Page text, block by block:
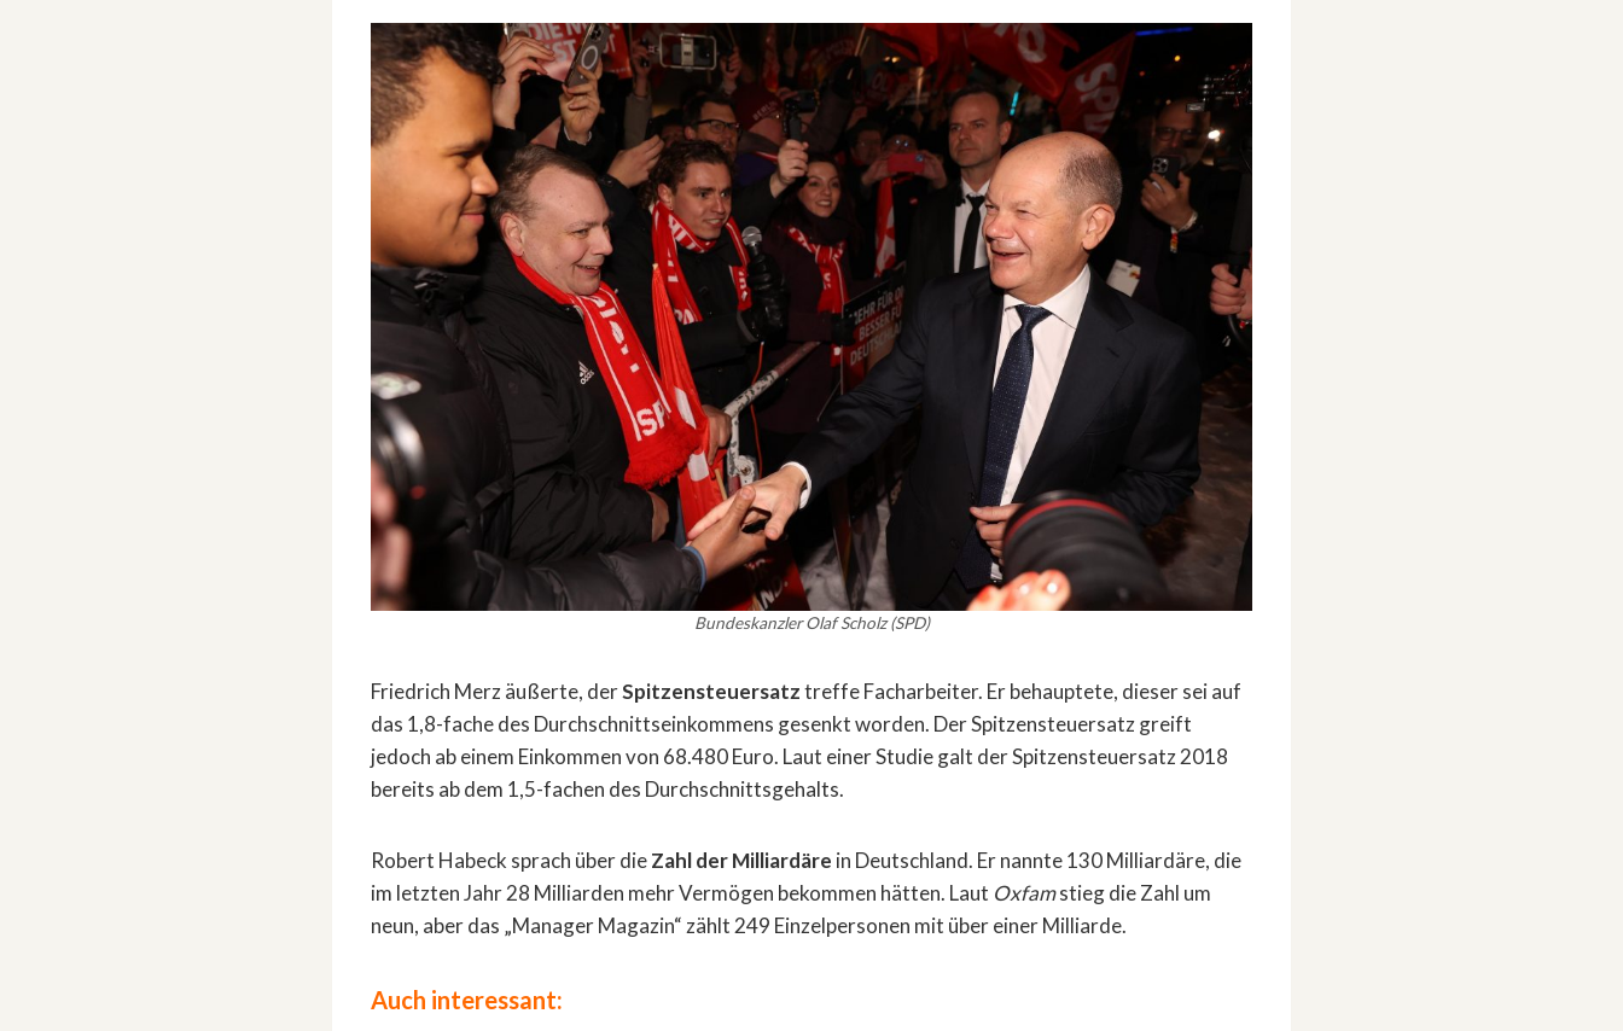
Bundeskanzler Olaf Scholz (SPD)
Friedrich Merz äußerte, derSpitzensteuersatztreffe Facharbeiter. Er behauptete, dieser sei auf
das 1,8-fache des Durchschnittseinkommens gesenkt worden. Der Spitzensteuersatz greift
jedoch ab einem Einkommen von 68.480 Euro. Laut einer Studie galt der Spitzensteuersatz 2018
bereits ab dem 1,5-fachen des Durchschnittsgehalts.
Robert Habeck sprach über dieZahl der Milliardäre in Deutschland. Er nannte 130 Milliardäre, die
im letzten Jahr 28 Milliarden mehr Vermögen bekommen hätten. Laut Oxfamstieg die Zahl um
neun, aber das „Manager Magazin“ zählt 249 Einzelpersonen mit über einer Milliarde.
Auch interessant: